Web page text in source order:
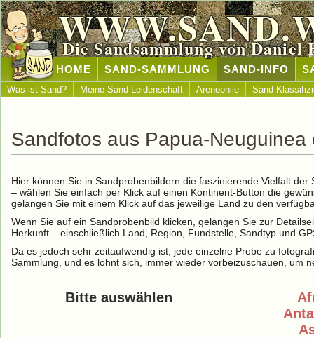
Die Sandsammlung von Daniel
HOME SAND-SAMMLUNG SAND-INFO
Was ist Sand? Meine Sand-Leidenschaft Arenophile Sand-
Sandfotos aus Papua-Neuguinea
Hier können Sie in Sandprobenbildern die faszinierende Vielfalt
– wählen Sie einfach per Klick auf einen Kontinent-Button die
gelangen Sie mit einem Klick auf das jeweilige Land zu den
Wenn Sie auf ein Sandprobenbild klicken, gelangen Sie zur
Herkunft – einschließlich Land, Region, Fundstelle, Sandtyp und
Da es jedoch sehr zeitaufwendig ist, jede einzelne Probe zu
Sammlung, und es lohnt sich, immer wieder vorbeizuschauen, um
Bitte auswählen